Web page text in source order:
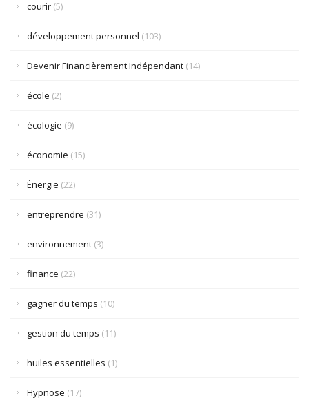
courir (5)
développement personnel (103)
Devenir Financièrement Indépendant (14)
école (2)
écologie (9)
économie (15)
Énergie (22)
entreprendre (31)
environnement (3)
finance (22)
gagner du temps (10)
gestion du temps (11)
huiles essentielles (1)
Hypnose (17)